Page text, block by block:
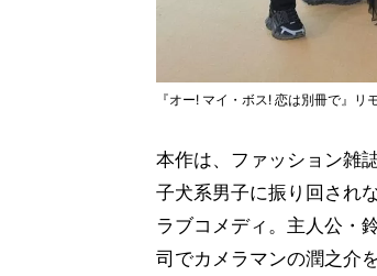
『オー! マイ・ボス! 恋は別冊で』リ
本作は、ファッション雑
子犬系男子に振り回され
ラブコメディ。主人公・
司でカメラマンの潤之介